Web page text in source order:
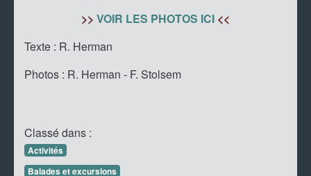
>> VOIR LES PHOTOS ICI <<
Texte : R. Herman
Photos : R. Herman - F. Stolsem
Classé dans :
Activités
Balades et excursions